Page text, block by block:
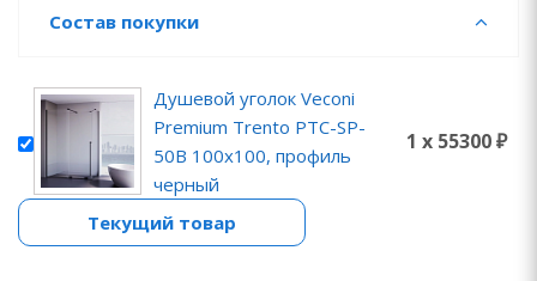
Состав покупки
Душевой уголок Veconi
Premium Trento PTC-SP-
50B 100x100, профиль
черный
1 x 55300 ₽
Текущий товар